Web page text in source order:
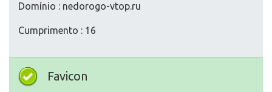
Domínio : nedorogo-vtop.ru
Cumprimento : 16
Favicon